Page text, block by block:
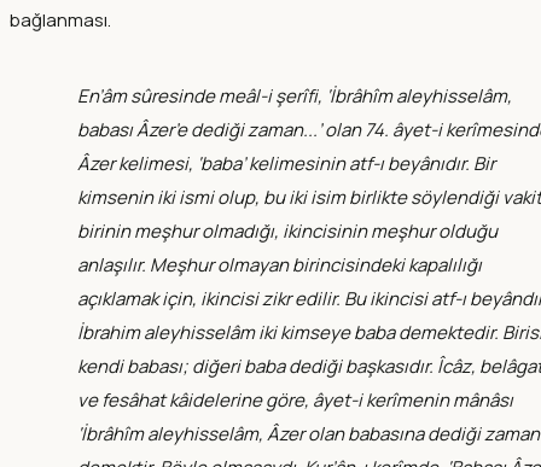
bağlanması.
En’âm sûresinde meâl-i şerîfi, ‘İbrâhîm aleyhisselâm,
babası Âzer’e dediği zaman...’ olan 74. âyet-i
Âzer kelimesi, ‘baba’ kelimesinin atf-ı beyânıdır. Bir
kimsenin iki ismi olup, bu iki isim birlikte söylendiği
birinin meşhur olmadığı, ikincisinin meşhur olduğu
anlaşılır. Meşhur olmayan birincisindeki kapalılığı
açıklamak için, ikincisi zikr edilir. Bu ikincisi atf-ı
İbrahim aleyhisselâm iki kimseye baba demektedir.
kendi babası; diğeri baba dediği başkasıdır. Îcâz,
ve fesâhat kâidelerine göre, âyet-i kerîmenin mânâsı
‘İbrâhîm aleyhisselâm, Âzer olan babasına dediği zaman’